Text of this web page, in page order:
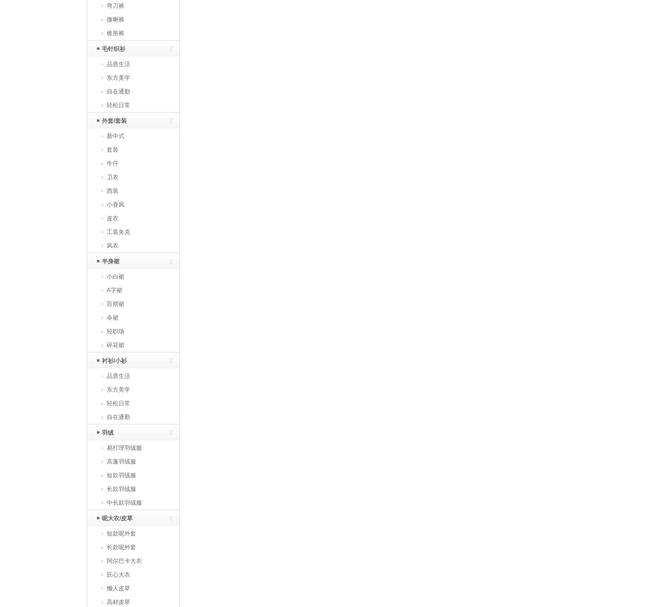
弯刀裤
微喇裤
锥形裤
毛针织衫
品质生活
东方美学
自在通勤
轻松日常
外套/套装
新中式
套装
牛仔
卫衣
西装
小香风
皮衣
工装夹克
风衣
半身裙
小白裙
A字裙
百褶裙
伞裙
轻职场
碎花裙
衬衫/小衫
品质生活
东方美学
轻松日常
自在通勤
羽绒
易打理羽绒服
高蓬羽绒服
短款羽绒服
长款羽绒服
中长款羽绒服
呢大衣/皮草
短款呢外套
长款呢外套
阿尔巴卡大衣
匠心大衣
懒人皮草
高材皮草